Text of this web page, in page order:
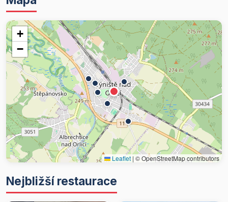
+
−
Leaflet | © OpenStreetMap contributors
Nejbližší restaurace